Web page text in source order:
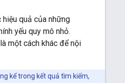
quả của những
yếu quy mô nhỏ.
một cách khác để nội
kể trong kết quả tìm kiếm,